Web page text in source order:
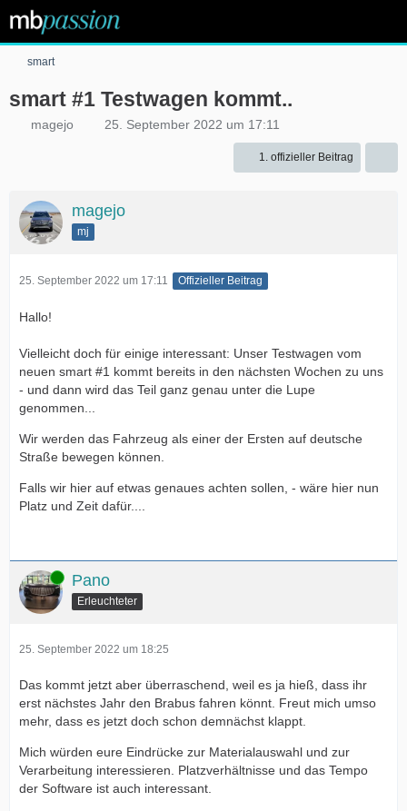
smart
smart #1 Testwagen kommt..
magejo 25. September 2022 um 17:11
1. offizieller Beitrag
magejo
mj
25. September 2022 um 17:11 Offizieller Beitrag
Hallo!
Vielleicht doch für einige interessant: Unser Testwagen vom
neuen smart #1 kommt bereits in den nächsten Wochen zu uns
- und dann wird das Teil ganz genau unter die Lupe
genommen...
Wir werden das Fahrzeug als einer der Ersten auf deutsche
Straße bewegen können.
Falls wir hier auf etwas genaues achten sollen, - wäre hier nun
Platz und Zeit dafür....
Online Pano
Erleuchteter
25. September 2022 um 18:25
Das kommt jetzt aber überraschend, weil es ja hieß, dass ihr
erst nächstes Jahr den Brabus fahren könnt. Freut mich umso
mehr, dass es jetzt doch schon demnächst klappt.
Mich würden eure Eindrücke zur Materialauswahl und zur
Verarbeitung interessieren. Platzverhältnisse und das Tempo
der Software ist auch interessant.